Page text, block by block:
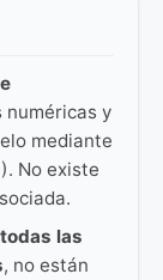
numéricas y
mediante
No existe
todas las
, no están